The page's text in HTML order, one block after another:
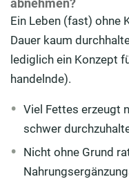
abnehmen?
Ein Leben (fast) ohne
Dauer kaum
lediglich ein Konzept
handelnde).
Viel Fettes erzeugt
schwer
Nicht ohne Grund